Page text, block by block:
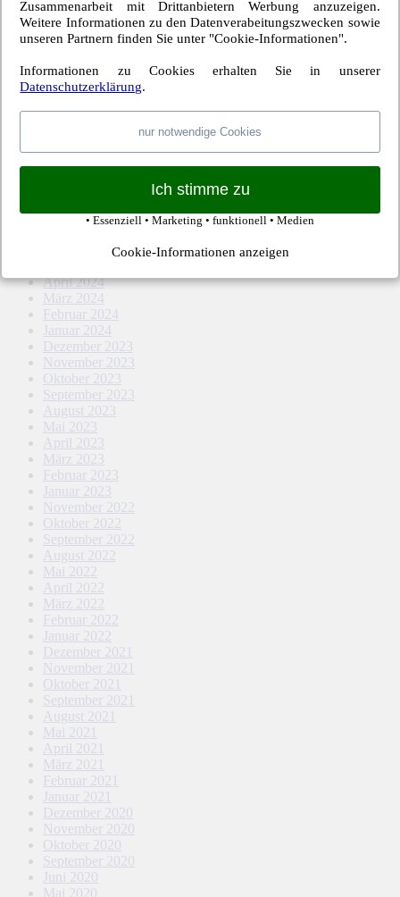
Februar 2026
Dezember 2025
November 2025
September 2025
August 2025
Februar 2025
Januar 2025
Oktober 2024
August 2024
April 2024
März 2024
Februar 2024
Januar 2024
Dezember 2023
November 2023
Oktober 2023
September 2023
August 2023
Mai 2023
April 2023
März 2023
Februar 2023
Januar 2023
November 2022
Oktober 2022
September 2022
August 2022
Mai 2022
April 2022
März 2022
Februar 2022
Januar 2022
Dezember 2021
November 2021
Oktober 2021
September 2021
August 2021
Mai 2021
April 2021
März 2021
Februar 2021
Januar 2021
Dezember 2020
November 2020
Oktober 2020
September 2020
Juni 2020
Mai 2020
Zusammenarbeit mit Drittanbietern Werbung anzuzeigen.
Weitere Informationen zu den Datenverabeitungszwecken sowie
unseren Partnern finden Sie unter "Cookie-Informationen".
Informationen zu Cookies erhalten Sie in unserer
Datenschutzerklärung.
nur notwendige Cookies
Ich stimme zu
• Essenziell • Marketing • funktionell • Medien
Cookie-Informationen anzeigen